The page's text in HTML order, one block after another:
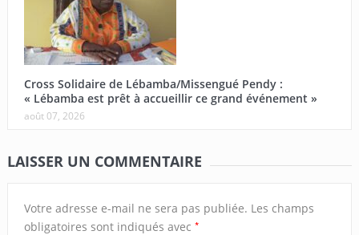
Cross Solidaire de Lébamba/Missengué Pendy :
« Lébamba est prêt à accueillir ce grand événement »
août 07, 2026
LAISSER UN COMMENTAIRE
Votre adresse e-mail ne sera pas publiée. Les champs
obligatoires sont indiqués avec *